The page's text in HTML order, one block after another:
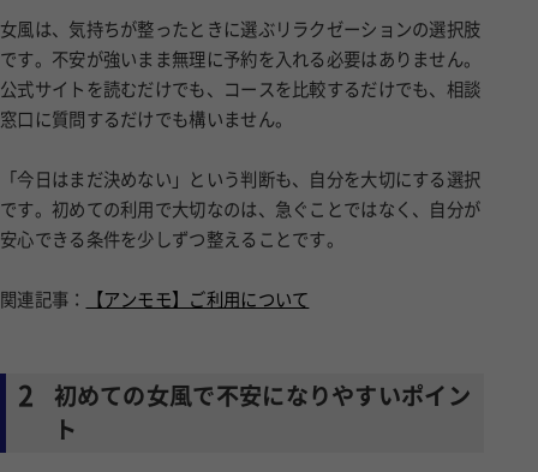
女風は、気持ちが整ったときに選ぶリラクゼーションの選択肢
です。不安が強いまま無理に予約を入れる必要はありません。
公式サイトを読むだけでも、コースを比較するだけでも、相談
窓口に質問するだけでも構いません。
「今日はまだ決めない」という判断も、自分を大切にする選択
です。初めての利用で大切なのは、急ぐことではなく、自分が
安心できる条件を少しずつ整えることです。
関連記事： 【アンモモ】ご利用について
2
初めての女風で不安になりやすいポイン
ト